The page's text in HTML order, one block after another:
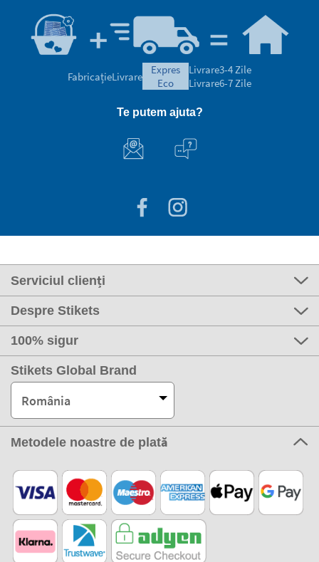
FabricațieLivrare
expres
eco
Livrare3-4 Zile
Livrare6-7 Zile
Te putem ajuta?
Serviciul clienți
Despre Stikets
100% sigur
Stikets Global Brand
România
Metodele noastre de plată